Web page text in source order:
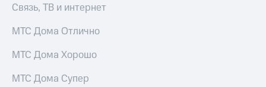
Связь, ТВ и интернет
МТС Дома Отлично
МТС Дома Хорошо
МТС Дома Супер